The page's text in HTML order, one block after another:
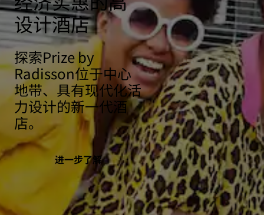
设计酒店
探索Prize by
Radisson位于中心
地带、具有现代化活
力设计的新一代酒
店。
进一步了解